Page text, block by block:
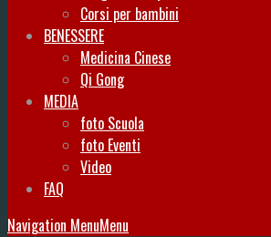
Corsi per bambini
BENESSERE
Medicina Cinese
Qi Gong
MEDIA
foto Scuola
foto Eventi
Video
FAQ
Navigation MenuMenu